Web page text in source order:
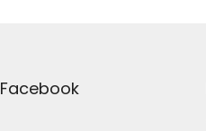
Facebook